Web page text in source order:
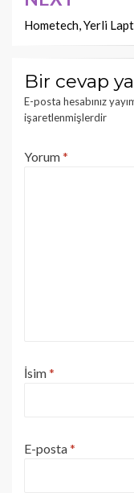
Hometech, Yerli
Bir cevap
E-posta hesabınız
işaretlenmişlerdir
Yorum*
İsim*
E-posta*